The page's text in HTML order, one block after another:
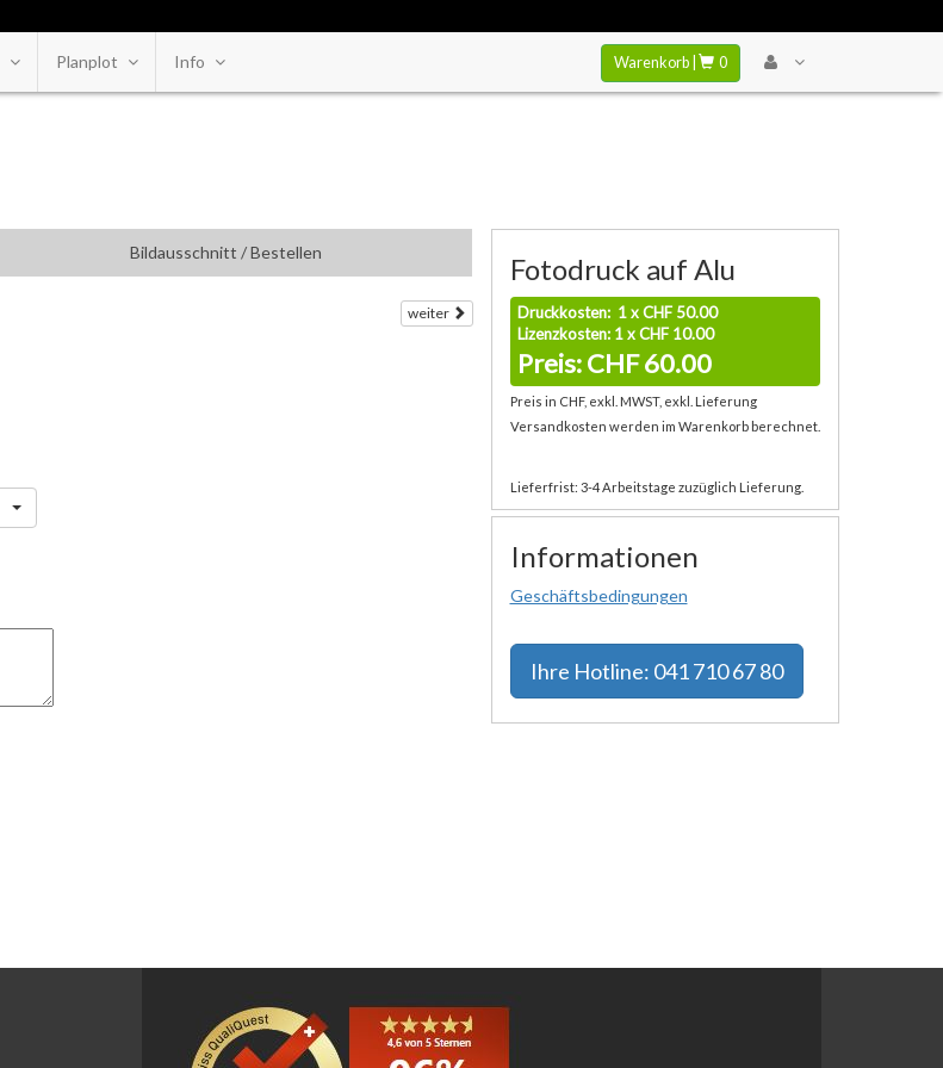
Planplot Info Warenkorb | 0
Bildausschnitt / Bestellen
weiter
Fotodruck auf Alu
Druckkosten: 1 x CHF 50.00
Lizenzkosten: 1 x CHF 10.00
Preis: CHF 60.00
Preis in CHF, exkl. MWST, exkl. Lieferung
Versandkosten werden im Warenkorb berechnet.
Lieferfrist: 3-4 Arbeitstage zuzüglich Lieferung.
Informationen
Geschäftsbedingungen
Ihre Hotline: 041 710 67 80